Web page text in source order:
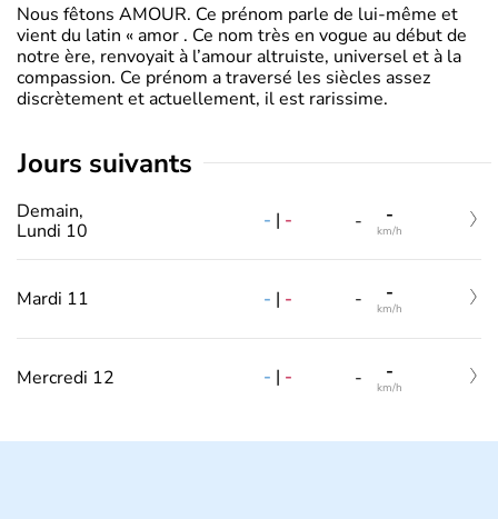
Nous fêtons AMOUR. Ce prénom parle de lui-même et
vient du latin « amor . Ce nom très en vogue au début de
notre ère, renvoyait à l’amour altruiste, universel et à la
compassion. Ce prénom a traversé les siècles assez
discrètement et actuellement, il est rarissime.
jours suivants
Demain,
Lundi 10
- | - - -
km/h
Mardi 11 - | - - -
km/h
Mercredi 12 - | - - -
km/h